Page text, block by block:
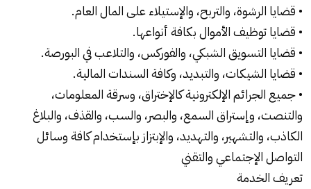
• قضايا الرشوة، والتربح، والإستيلاء على المال العام.
• قضايا توظيف الأموال بكافة أنواعها.
• قضايا التسويق الشبكي، والفوركس، والتلاعب في البورصة.
• قضايا الشيكات، والتبديد، وكافة السندات المالية.
• جميع الجرائم الإلكترونية كالإختراق، وسرقة المعلومات،
والتنصت، وإستراق السمع، والبصر، والسب، والقذف، والبلاغ
الكاذب، والتشهير، والتهديد، والإبتزاز بإستخدام كافة وسائل
التواصل الإجتماعي والتقني
تعريف الخدمة